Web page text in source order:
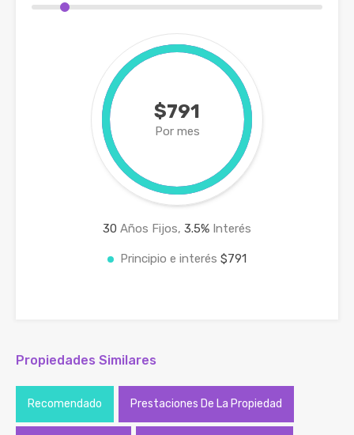
$791
Por mes
30 Años Fijos, 3.5% Interés
Principio e interés $791
Propiedades Similares
Recomendado Prestaciones De La Propiedad